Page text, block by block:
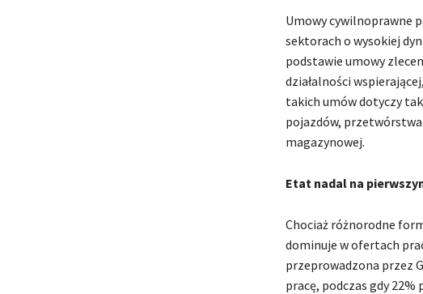
Umowy cywilnoprawne
sektorach o wysokiej
podstawie umowy
działalności
takich umów dotyczy
pojazdów,
magazynowej.
Etat nadal na
Chociaż różnorodne
dominuje w ofertach
przeprowadzona przez
pracę, podczas gdy